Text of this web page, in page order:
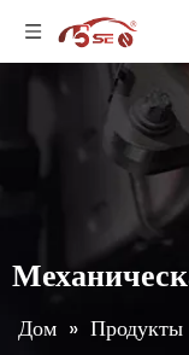
Дом » Продукты